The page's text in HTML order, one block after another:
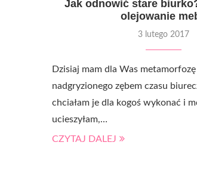
Jak odnowić stare
olejowanie
3 lutego 2017
Dzisiaj mam dla Was
nadgryzionego zębem czasu
chciałam je dla kogoś wykonać i
ucieszyłam,…
CZYTAJ DALEJ